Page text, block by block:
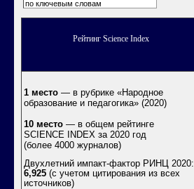
по ключевым словам
Рейтинг Science Index
1 место — в рубрике «Народное
образование и педагогика» (2020)
10 место — в общем рейтинге
SCIENCE INDEX за 2020 год
(более 4000 журналов)
Двухлетний импакт-фактор РИНЦ 2020:
6,925 (с учетом цитирования из всех
источников)